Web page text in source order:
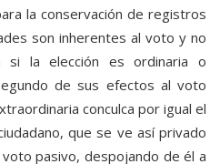
la conservación de registros
son inherentes al voto y no
si la elección es ordinaria o
de sus efectos al voto
conculca por igual el
que se ve así privado
pasivo, despojando de él a